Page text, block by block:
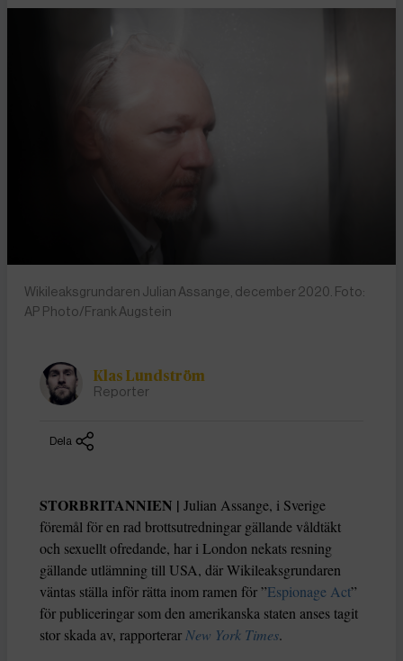
Wikileaksgrundaren Julian Assange, december 2020. Foto:
AP Photo/Frank Augstein
Klas Lundström
Reporter
Dela
STORBRITANNIEN | Julian Assange, i Sverige
föremål för en rad brottsutredningar gällande våldtäkt
och sexuellt ofredande, har i London nekats resning
gällande utlämning till USA, där Wikileaksgrundaren
väntas ställa inför rätta inom ramen för ”Espionage Act”
för publiceringar som den amerikanska staten anses tagit
stor skada av, rapporterarNew York Times.